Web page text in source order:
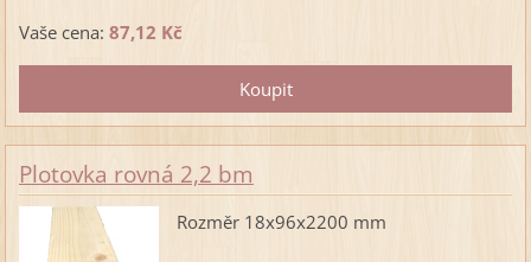
Vaše cena: 87,12 Kč
Plotovka rovná 2,2 bm
Rozměr 18x96x2200 mm